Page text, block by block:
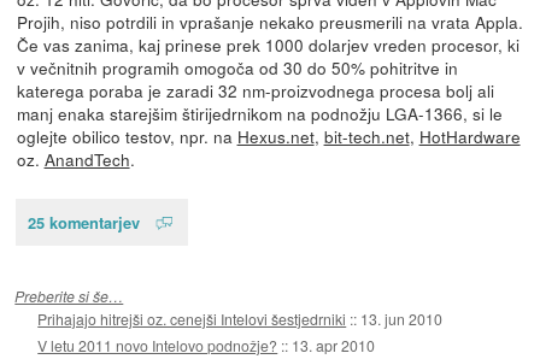
Projih, niso potrdili in vprašanje nekako preusmerili na vrata Appla.
Če vas zanima, kaj prinese prek 1000 dolarjev vreden procesor, ki
v večnitnih programih omogoča od 30 do 50% pohitritve in
katerega poraba je zaradi 32 nm-proizvodnega procesa bolj ali
manj enaka starejšim štirijedrnikom na podnožju LGA-1366, si le
oglejte obilico testov, npr. na Hexus.net, bit-tech.net, HotHardware
oz. AnandTech.
25 komentarjev
Preberite si še…
Prihajajo hitrejši oz. cenejši Intelovi šestjedrniki :: 13. jun 2010
V letu 2011 novo Intelovo podnožje? :: 13. apr 2010